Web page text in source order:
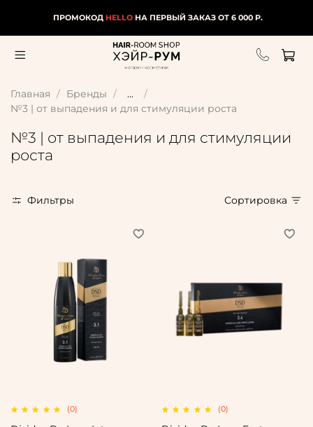
ПРОМОКОД HELLOНА ПЕРВЫЙ ЗАКАЗ ОТ 6 000 Р.
Главная Бренды
...
№3 | от выпадения и для стимуляции роста
№3 | от выпадения и для стимуляции
роста
Фильтры Сортировка
(0) (0)